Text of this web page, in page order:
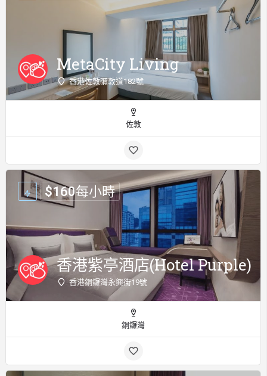
MetaCity Living
香港佐敦彌敦道182號
佐敦
香港紫亭酒店(Hotel Purple)
香港銅鑼灣永興街19號
$160每小時
銅鑼灣